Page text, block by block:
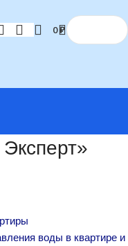
0₽
воды в квартире и